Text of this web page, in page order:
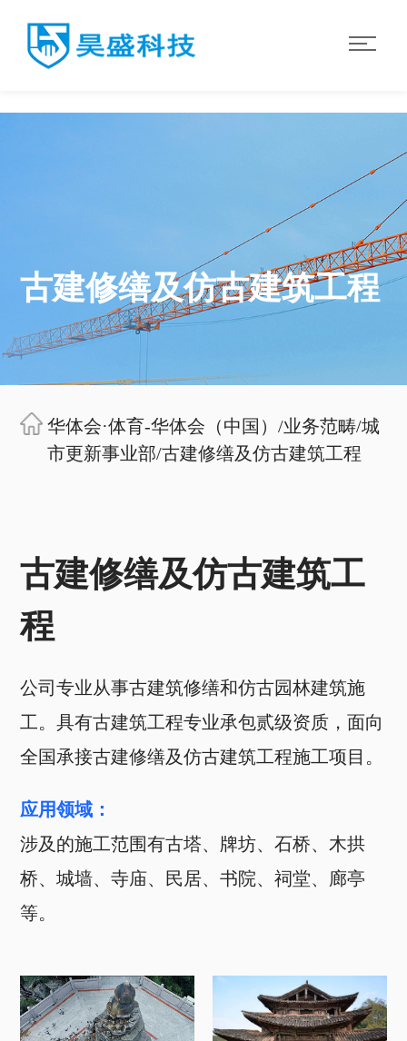
古建修缮及仿古建筑工程
华体会·体育-华体会（中国）/业务范畴/城
市更新事业部/古建修缮及仿古建筑工程
古建修缮及仿古建筑工
程
公司专业从事古建筑修缮和仿古园林建筑施
工。具有古建筑工程专业承包贰级资质，面向
全国承接古建修缮及仿古建筑工程施工项目。
应用领域：
涉及的施工范围有古塔、牌坊、石桥、木拱
桥、城墙、寺庙、民居、书院、祠堂、廊亭
等。